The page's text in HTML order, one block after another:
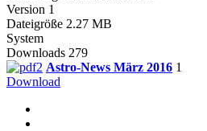
Version 1
Dateigröße 2.27 MB
System
Downloads 279
Astro-News März 2016 1
Download